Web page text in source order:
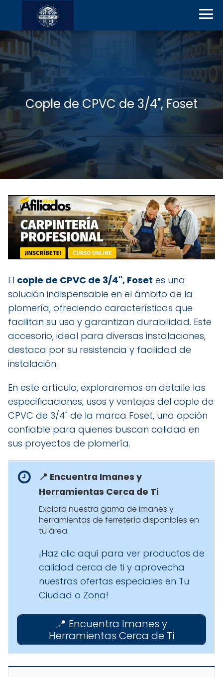
Cople de CPVC de 3/4", Foset
El cople de CPVC de 3/4", Foset es una
solución indispensable en el ámbito de la
plomería, ofreciendo características que
facilitan su uso y garantizan durabilidad. Este
accesorio, ideal para diversas instalaciones,
destaca por su resistencia y facilidad de
instalación.
En este artículo, exploraremos en detalle las
especificaciones, usos y ventajas del cople de
CPVC de 3/4" de la marca Foset, una opción
confiable para quienes buscan calidad en
sus proyectos de plomería.
📍 Encuentra Imanes y
Herramientas Cerca de Ti
Explora nuestra gama de imanes y
herramientas de ferretería disponibles en
tu área.
¡Haz clic aquí para ver productos de
calidad cerca de ti y aprovecha
nuestras ofertas especiales en Tu
Ciudad o Zona!
📍 Encuentra Imanes y
Herramientas Cerca de Ti